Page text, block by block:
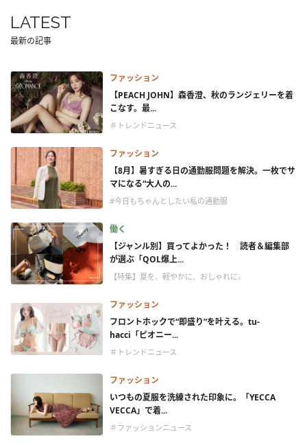
LATEST
最新の記事
ファッション
【PEACH JOHN】森香澄、秋のランジェリーを着
こなす。最...
＃トレンドニュース
ファッション
【8月】暑すぎる日の通勤服問題を解決。一枚でサ
マになる“大人の...
#今日もちゃんとしたい私の通勤服
働く
【ジャンル別】買ってよかった！ 読者＆編集部
が選ぶ「QOL爆上...
【特集】夏を、軽やかに、おしゃれに。
ファッション
フロントホックで“即盛り”を叶える。tu-
hacci「ピオニー...
＃トレンドニュース
ファッション
いつもの夏服を洗練された印象に。「YECCA
VECCA」で着...
＃ファッションニュース